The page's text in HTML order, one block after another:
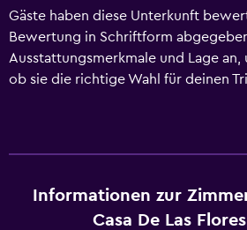
Gäste haben diese Unterkunft
Bewertung in Schriftform
Ausstattungsmerkmale und Lage an,
ob sie die richtige Wahl für deinen
Informationen zur
Casa De Las